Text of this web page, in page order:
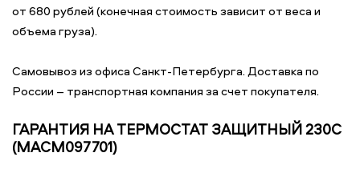
от 680 рублей (конечная стоимость зависит от веса и
объема груза).
Самовывоз из офиса Санкт-Петербурга. Доставка по
России – транспортная компания за счет покупателя.
ГАРАНТИЯ НА ТЕРМОСТАТ ЗАЩИТНЫЙ 230С
(MACM097701)